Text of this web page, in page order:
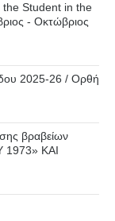
the Student in the
- Οκτώβριος
2025-26 / Ορθή
βραβείων
ΚΑΙ